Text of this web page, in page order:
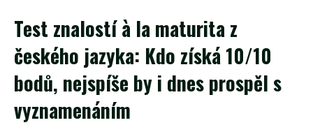
Test znalostí à la maturita z
českého jazyka: Kdo získá 10/10
bodů, nejspíše by i dnes prospěl s
vyznamenáním